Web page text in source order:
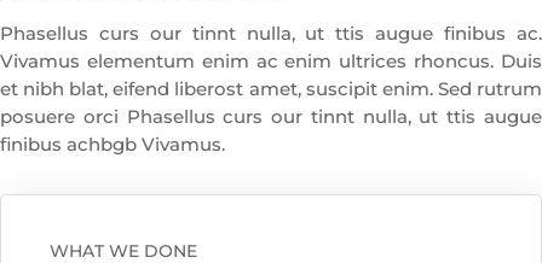
Phasellus curs our tinnt nulla, ut ttis augue finibus ac.
Vivamus elementum enim ac enim ultrices rhoncus. Duis
et nibh blat, eifend liberost amet, suscipit enim. Sed rutrum
posuere orci Phasellus curs our tinnt nulla, ut ttis augue
finibus achbgb Vivamus.
WHAT WE DONE